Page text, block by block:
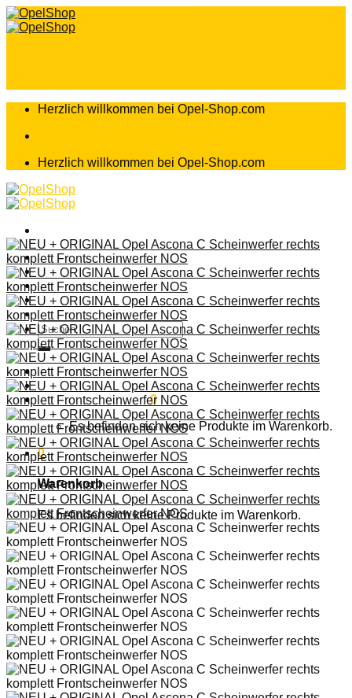
Zum
Inhalt
Herzlich willkommen bei Opel-Shop.com
Herzlich willkommen bei Opel-Shop.com
Home
Shop
Teileanfrage
Teileliste
Suchen
nach:
Anmelden
Warenkorb /0,00€ 0
Es befinden sich keine Produkte im Warenkorb.
0
Warenkorb
Es befinden sich keine Produkte im Warenkorb.